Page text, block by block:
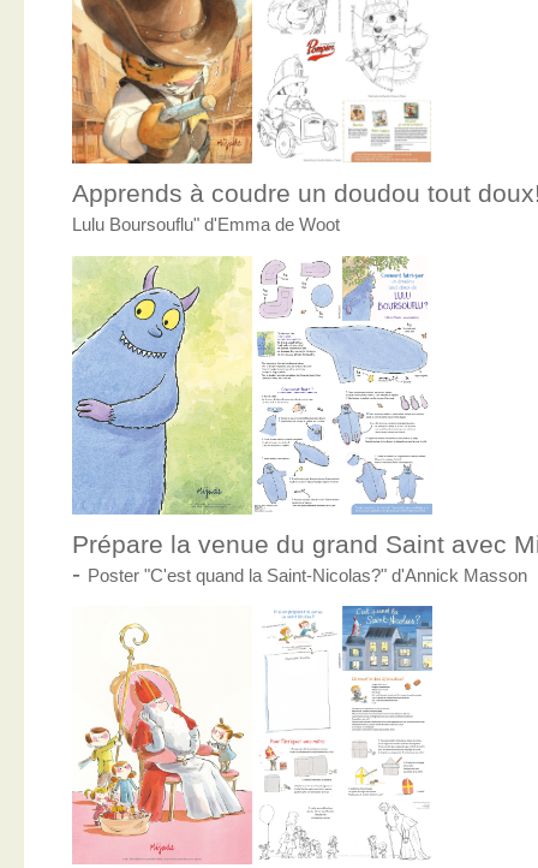
Apprends à coudre un doudou tout
Lulu Boursouflu" d'Emma de Woot
Prépare la venue du grand Saint avec
- Poster "C'est quand la Saint-Nicolas?" d'Annick Masson